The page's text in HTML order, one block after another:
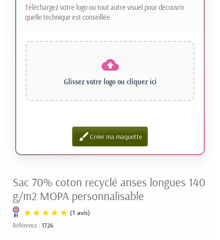
Téléchargez votre logo ou tout autre visuel pour découvrir
quelle technique est conseillée
Glissez votre logo ou cliquez ici
brushCréer ma maquette
Sac 70% coton recyclé anses longues 140
g/m2 MOPA personnalisable
Référence : 1726